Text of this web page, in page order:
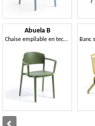
Abuela B
Chaise empilable en technopolymère avec accoudoirs